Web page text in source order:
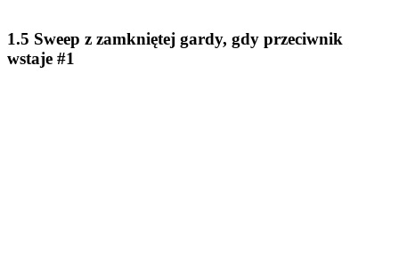
1.5 Sweep z zamkniętej gardy, gdy przeciwnik
wstaje #1